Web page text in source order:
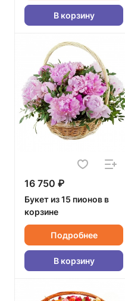
В корзину
16 750 ₽
Букет из 15 пионов в
корзине
Подробнее
В корзину